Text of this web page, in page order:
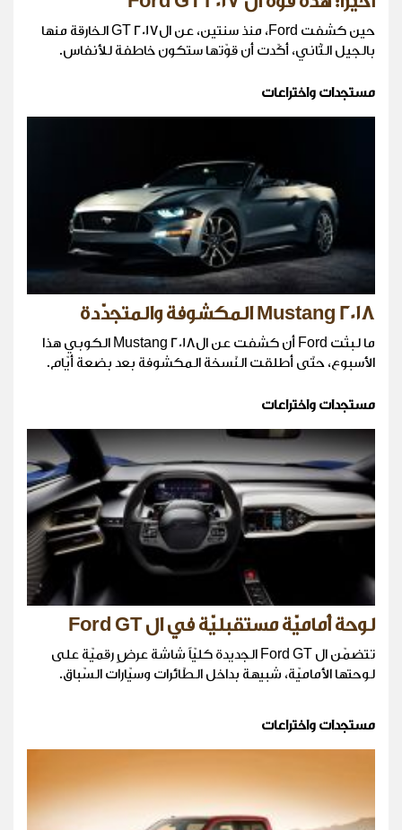
حين كشفت Ford، منذ سنتين، عن الGT 2017 الخارقة منها
بالجيل الثّاني، أكّدت أن قوّتها ستكون خاطفة للأنفاس.
مستجدات واختراعات
Mustang 2018 المكشوفة والمتجدّدة
ما لبثت Ford أن كشفت عن الMustang 2018 الكوبي هذا
الأسبوع، حتّى أطلقت النّسخة المكشوفة بعد بضعة أيّام.
مستجدات واختراعات
لوحة أماميّة مستقبليّة في ال Ford GT
تتضمّن ال Ford GT الجديدة كليّاً شاشة عرضٍ رقميّة على
لوحتها الأماميّة، شبيهة بداخل الطّائرات وسيّارات السّباق.
مستجدات واختراعات